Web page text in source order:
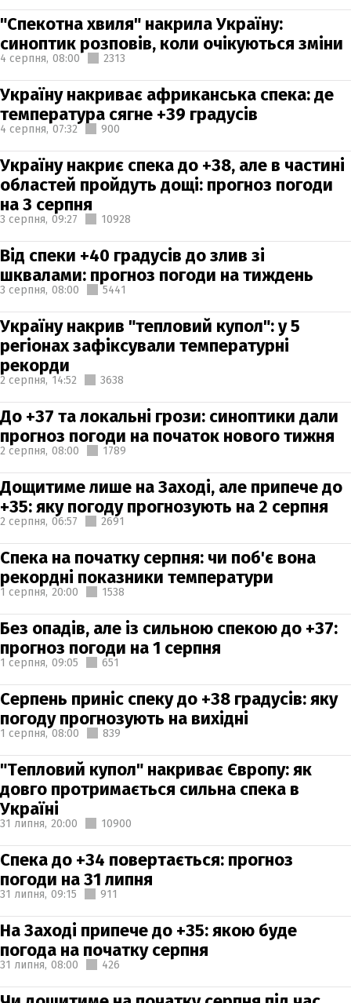
"Спекотна хвиля" накрила Україну:
синоптик розповів, коли очікуються зміни
4 серпня, 08:00 2313
Україну накриває африканська спека: де
температура сягне +39 градусів
4 серпня, 07:32 900
Україну накриє спека до +38, але в частині
областей пройдуть дощі: прогноз погоди
на 3 серпня
3 серпня, 09:27 10928
Від спеки +40 градусів до злив зі
шквалами: прогноз погоди на тиждень
3 серпня, 08:00 5441
Україну накрив "тепловий купол": у 5
регіонах зафіксували температурні
рекорди
2 серпня, 14:52 3638
До +37 та локальні грози: синоптики дали
прогноз погоди на початок нового тижня
2 серпня, 08:00 1789
Дощитиме лише на Заході, але припече до
+35: яку погоду прогнозують на 2 серпня
2 серпня, 06:57 2691
Спека на початку серпня: чи поб'є вона
рекордні показники температури
1 серпня, 20:00 1538
Без опадів, але із сильною спекою до +37:
прогноз погоди на 1 серпня
1 серпня, 09:05 651
Серпень приніс спеку до +38 градусів: яку
погоду прогнозують на вихідні
1 серпня, 08:00 839
"Тепловий купол" накриває Європу: як
довго протримається сильна спека в
Україні
31 липня, 20:00 10900
Спека до +34 повертається: прогноз
погоди на 31 липня
31 липня, 09:15 911
На Заході припече до +35: якою буде
погода на початку серпня
31 липня, 08:00 426